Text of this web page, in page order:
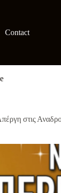
Contact
στις